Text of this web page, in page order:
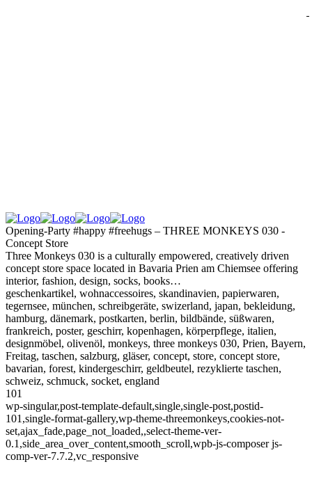
Opening-Party #happy #freehugs – THREE MONKEYS 030 -
Concept Store
Three Monkeys 030 is a culturally empowered, creatively driven
concept store space located in Bavaria Prien am Chiemsee offering
interior, fashion, design, socks, books…
geschenkartikel, wohnaccessoires, skandinavien, papierwaren,
tegernsee, münchen, schreibgeräte, swizerland, japan, bekleidung,
hamburg, dänemark, postkarten, berlin, bildbände, süßwaren,
frankreich, poster, geschirr, kopenhagen, körperpflege, italien,
designmöbel, olivenöl, monkeys, three monkeys 030, Prien, Bayern,
Freitag, taschen, salzburg, gläser, concept, store, concept store,
bavarian, forest, kindergeschirr, geldbeutel, rezyklierte taschen,
schweiz, schmuck, socket, england
101
wp-singular,post-template-default,single,single-post,postid-
101,single-format-gallery,wp-theme-threemonkeys,cookies-not-
set,ajax_fade,page_not_loaded,,select-theme-ver-
0.1,side_area_over_content,smooth_scroll,wpb-js-composer js-
comp-ver-7.7.2,vc_responsive